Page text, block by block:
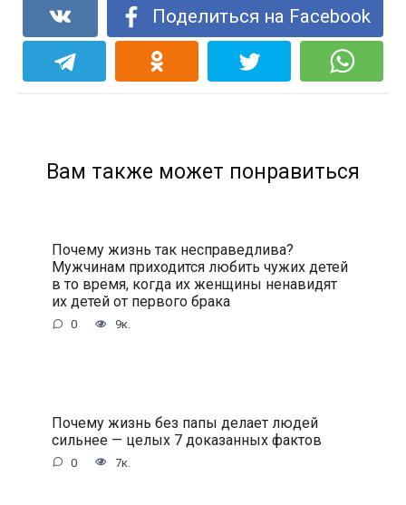
Поделиться на Facebook
Вам также может понравиться
Почему жизнь так несправедлива?
Мужчинам приходится любить чужих детей
в то время, когда их женщины ненавидят
их детей от первого брака
0 9к.
Почему жизнь без папы делает людей
сильнее — целых 7 доказанных фактов
0 7к.